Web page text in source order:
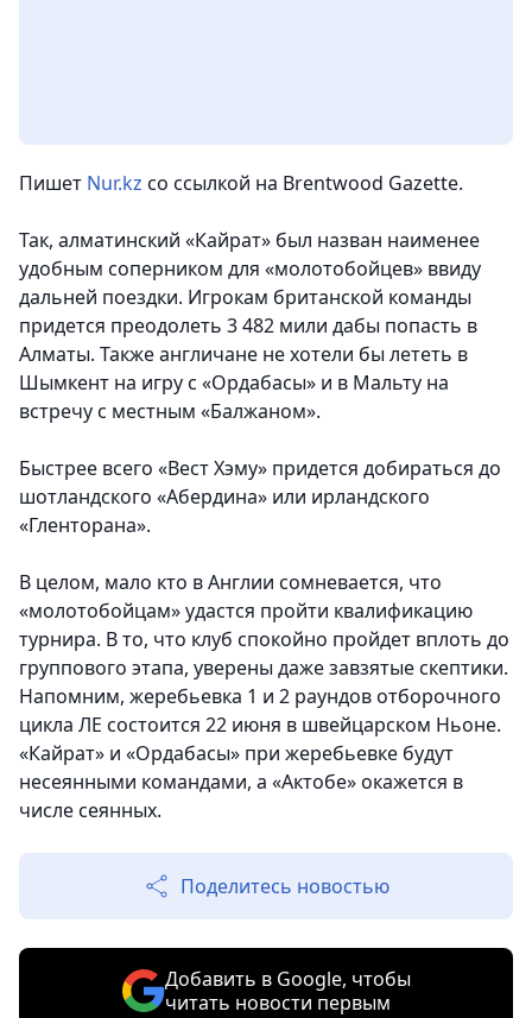
Пишет Nur.kz со ссылкой на Brentwood Gazette.
Так, алматинский «Кайрат» был назван наименее
удобным соперником для «молотобойцев» ввиду
дальней поездки. Игрокам британской команды
придется преодолеть 3 482 мили дабы попасть в
Алматы. Также англичане не хотели бы лететь в
Шымкент на игру с «Ордабасы» и в Мальту на
встречу с местным «Балжаном».
Быстрее всего «Вест Хэму» придется добираться до
шотландского «Абердина» или ирландского
«Гленторана».
В целом, мало кто в Англии сомневается, что
«молотобойцам» удастся пройти квалификацию
турнира. В то, что клуб спокойно пройдет вплоть до
группового этапа, уверены даже завзятые скептики.
Напомним, жеребьевка 1 и 2 раундов отборочного
цикла ЛЕ состоится 22 июня в швейцарском Ньоне.
«Кайрат» и «Ордабасы» при жеребьевке будут
несеянными командами, а «Актобе» окажется в
числе сеянных.
Поделитесь новостью
Добавить в Google, чтобы
читать новости первым